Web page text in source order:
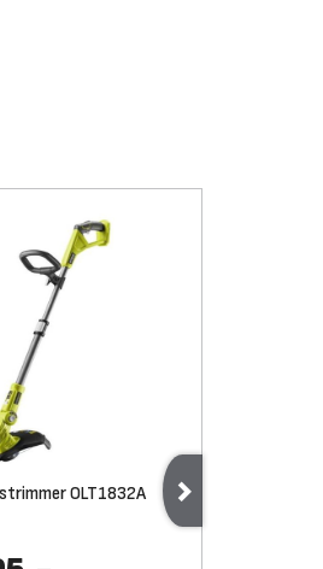
OLT1832A